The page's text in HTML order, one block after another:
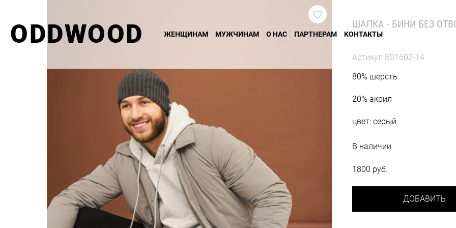
ODDWOOD ЖЕНЩИНАМ МУЖЧИНАМ О НАС ПАРТНЕРАМ КОНТАКТЫ
ШАПКА - БИНИ БЕЗ
Артикул BS1602-14
80% шерсть
20% акрил
цвет: серый
В наличии
1800 руб.
ДОБАВИТЬ